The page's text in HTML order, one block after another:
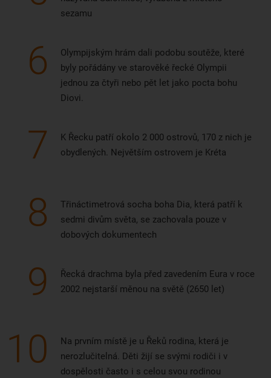
sezamu
6
Olympijským hrám dali podobu soutěže, které
byly pořádány ve starověké řecké Olympii
jednou za čtyři nebo pět let jako pocta bohu
Diovi.
7
K Řecku patří okolo 2 000 ostrovů, 170 z nich je
obydlených. Největším ostrovem je Kréta
8
Třináctimetrová socha boha Dia, která patří k
sedmi divům světa, se zachovala pouze v
dobových dokumentech
9
Řecká drachma byla před zavedením Eura v roce
2002 nejstarší měnou na světě (2650 let)
10
Na prvním místě je u Řeků rodina, která je
nerozlučitelná. Děti žijí se svými rodiči i v
dospělosti často i s celou svou rodinou